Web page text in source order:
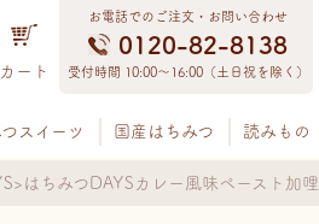
カート
お電話でのご注文・お問い合わせ
0120-82-8138
受付時間 10:00〜16:00（土日祝を除く）
スイーツ 国産はちみつ 読みもの
はちみつDAYSカレー風味ペースト加哩